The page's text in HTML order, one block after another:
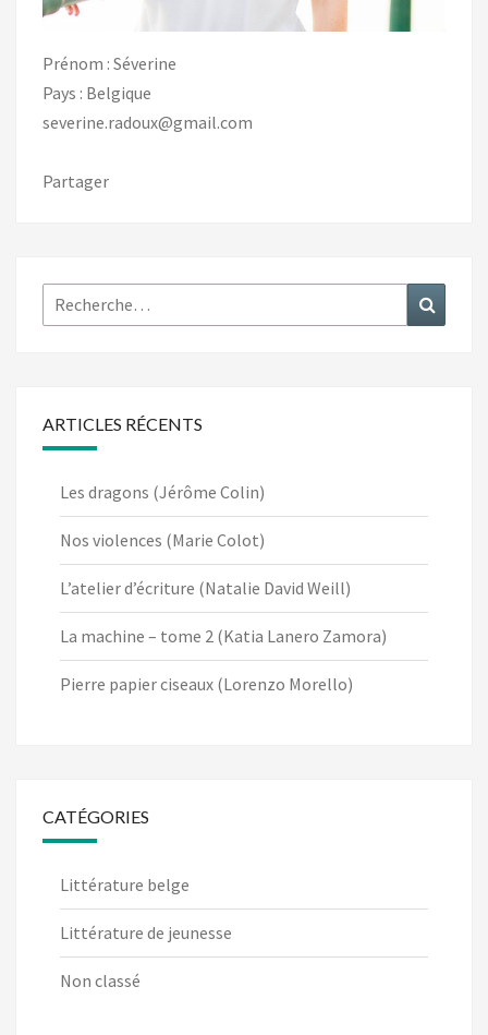
Prénom : Séverine
Pays : Belgique
severine.radoux@gmail.com
Partager
Rechercher :
ARTICLES RÉCENTS
Les dragons (Jérôme Colin)
Nos violences (Marie Colot)
L’atelier d’écriture (Natalie David Weill)
La machine – tome 2 (Katia Lanero Zamora)
Pierre papier ciseaux (Lorenzo Morello)
CATÉGORIES
Littérature belge
Littérature de jeunesse
Non classé